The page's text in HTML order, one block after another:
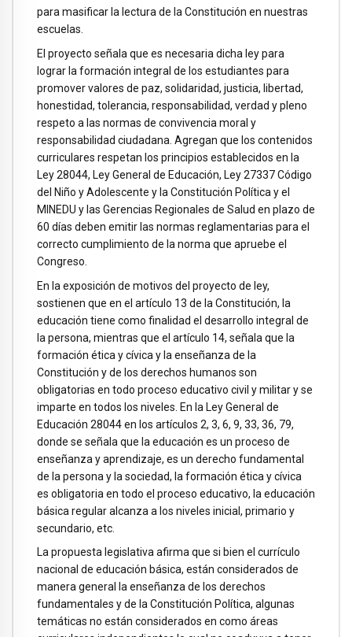
para masificar la lectura de la Constitución en nuestras
escuelas.
El proyecto señala que es necesaria dicha ley para
lograr la formación integral de los estudiantes para
promover valores de paz, solidaridad, justicia, libertad,
honestidad, tolerancia, responsabilidad, verdad y pleno
respeto a las normas de convivencia moral y
responsabilidad ciudadana. Agregan que los contenidos
curriculares respetan los principios establecidos en la
Ley 28044, Ley General de Educación, Ley 27337 Código
del Niño y Adolescente y la Constitución Política y el
MINEDU y las Gerencias Regionales de Salud en plazo de
60 días deben emitir las normas reglamentarias para el
correcto cumplimiento de la norma que apruebe el
Congreso.
En la exposición de motivos del proyecto de ley,
sostienen que en el artículo 13 de la Constitución, la
educación tiene como finalidad el desarrollo integral de
la persona, mientras que el artículo 14, señala que la
formación ética y cívica y la enseñanza de la
Constitución y de los derechos humanos son
obligatorias en todo proceso educativo civil y militar y se
imparte en todos los niveles. En la Ley General de
Educación 28044 en los artículos 2, 3, 6, 9, 33, 36, 79,
donde se señala que la educación es un proceso de
enseñanza y aprendizaje, es un derecho fundamental
de la persona y la sociedad, la formación ética y cívica
es obligatoria en todo el proceso educativo, la educación
básica regular alcanza a los niveles inicial, primario y
secundario, etc.
La propuesta legislativa afirma que si bien el currículo
nacional de educación básica, están considerados de
manera general la enseñanza de los derechos
fundamentales y de la Constitución Política, algunas
temáticas no están considerados en como áreas